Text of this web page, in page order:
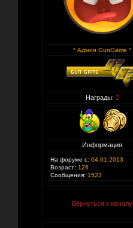
* Админ GunGame *
Награды: 2
Информация
На форуме с: 04.01.2013
Возраст: 126
Сообщения: 1523
Вернуться к началу